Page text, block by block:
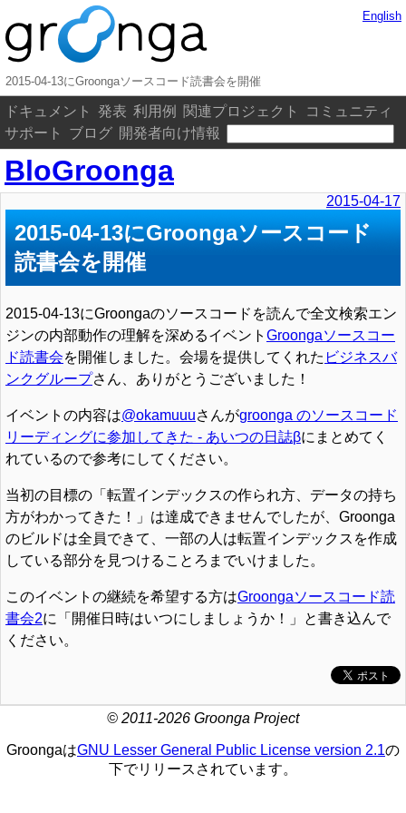
2015-04-13にGroongaソースコード読書会を開催
ドキュメント 発表 利用例 関連プロジェクト
コミュニティ
サポート
ブログ 開発者向け情報
English
BloGroonga
2015-04-17
2015-04-13にGroongaソースコード
読書会を開催
2015-04-13にGroongaのソースコードを読んで全文検索エン
ジンの内部動作の理解を深めるイベント Groongaソースコー
ド読書会を開催しました。会場を提供してくれた ビジネスバ
ンクグループさん、ありがとうございました！
イベントの内容は@okamuuuさんがgroonga のソースコード
リーディングに参加してきた - あいつの日誌βにまとめてく
れているので参考にしてください。
当初の目標の「転置インデックスの作られ方、データの持ち
方がわかってきた！」は達成できませんでしたが、Groonga
のビルドは全員できて、一部の人は転置インデックスを作成
している部分を見つけることろまでいけました。
このイベントの継続を希望する方はGroongaソースコード読
書会2に「開催日時はいつにしましょうか！」と書き込んで
ください。
© 2011-2026 Groonga Project
GroongaはGNU Lesser General Public License version 2.1の
下でリリースされています。